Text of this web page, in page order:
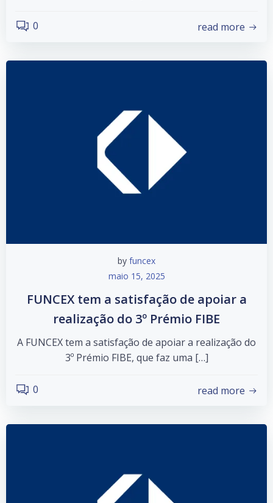
0 read more
by funcex
maio 15, 2025
FUNCEX tem a satisfação de apoiar a
realização do 3º Prémio FIBE
A FUNCEX tem a satisfação de apoiar a realização do
3º Prémio FIBE, que faz uma […]
0 read more